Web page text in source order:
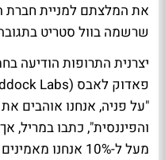
את המלצתם למניית חברת
שרשמה בוול סטריט
יצרנית התרופות הודיעה
"על פניה, אנחנו אוהבים
והפיננסית", כתבו במריל,
מעל ל-10%